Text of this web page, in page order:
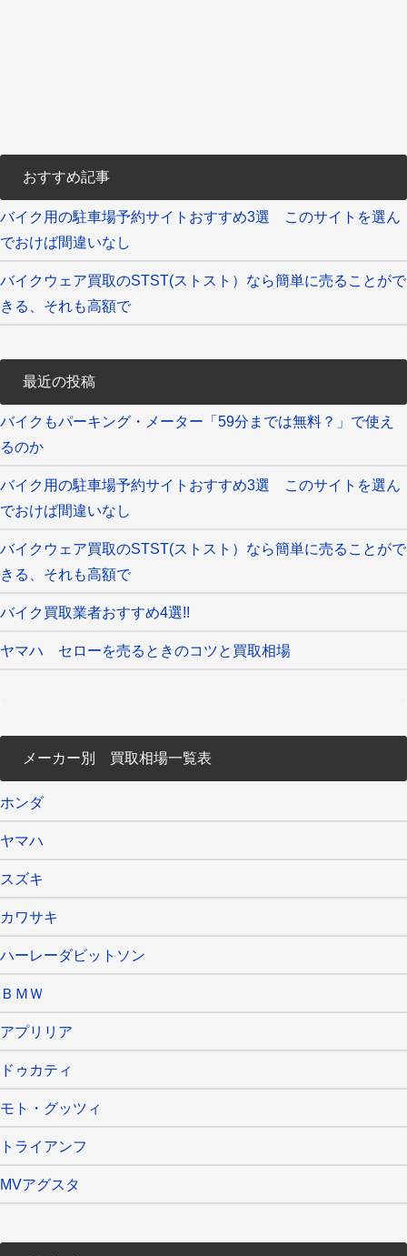
おすすめ記事
バイク用の駐車場予約サイトおすすめ3選 このサイトを選ん
でおけば間違いなし
バイクウェア買取のSTST(ストスト）なら簡単に売ることがで
きる、それも高額で
最近の投稿
バイクもパーキング・メーター「59分までは無料？」で使え
るのか
バイク用の駐車場予約サイトおすすめ3選 このサイトを選ん
でおけば間違いなし
バイクウェア買取のSTST(ストスト）なら簡単に売ることがで
きる、それも高額で
バイク買取業者おすすめ4選!!
ヤマハ セローを売るときのコツと買取相場
メーカー別 買取相場一覧表
ホンダ
ヤマハ
スズキ
カワサキ
ハーレーダビットソン
ＢＭＷ
アプリリア
ドゥカティ
モト・グッツィ
トライアンフ
MVアグスタ